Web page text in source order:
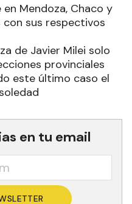
Mendoza, Chaco y
con sus respectivos
de Javier Milei solo
provinciales
este último caso el
en tu email